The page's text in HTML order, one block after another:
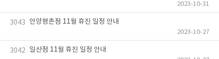
2023-10-31
3043 안양평촌점 11월 휴진 일정 안내
2023-10-27
3042 일산점 11월 휴진 일정 안내